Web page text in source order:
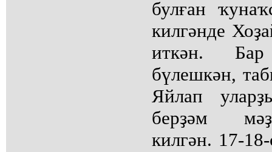
булған
килгәнде
иткән.
бүлешкән,
Яйлап
берҙәм
килгән. 17-